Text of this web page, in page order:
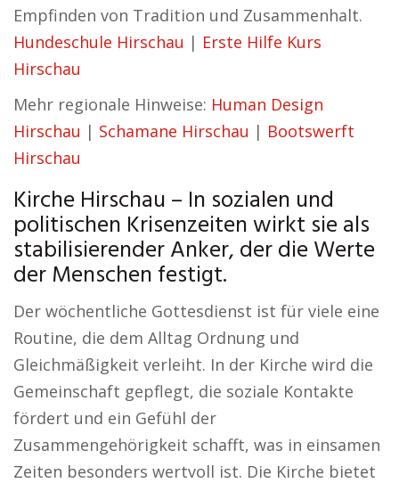
Empfinden von Tradition und Zusammenhalt.
Hundeschule Hirschau | Erste Hilfe Kurs
Hirschau
Mehr regionale Hinweise: Human Design
Hirschau | Schamane Hirschau | Bootswerft
Hirschau
Kirche Hirschau – In sozialen und
politischen Krisenzeiten wirkt sie als
stabilisierender Anker, der die Werte
der Menschen festigt.
Der wöchentliche Gottesdienst ist für viele eine
Routine, die dem Alltag Ordnung und
Gleichmäßigkeit verleiht. In der Kirche wird die
Gemeinschaft gepflegt, die soziale Kontakte
fördert und ein Gefühl der
Zusammengehörigkeit schafft, was in einsamen
Zeiten besonders wertvoll ist. Die Kirche bietet